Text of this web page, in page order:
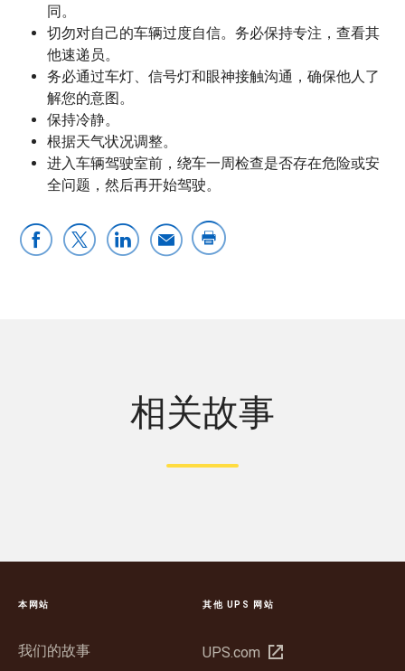
同。
切勿对自己的车辆过度自信。务必保持专注，查看其
他速递员。
务必通过车灯、信号灯和眼神接触沟通，确保他人了
解您的意图。
保持冷静。
根据天气状况调整。
进入车辆驾驶室前，绕车一周检查是否存在危险或安
全问题，然后再开始驾驶。
相关故事
本网站
我们的故事
其他 UPS 网站
UPS.com 在